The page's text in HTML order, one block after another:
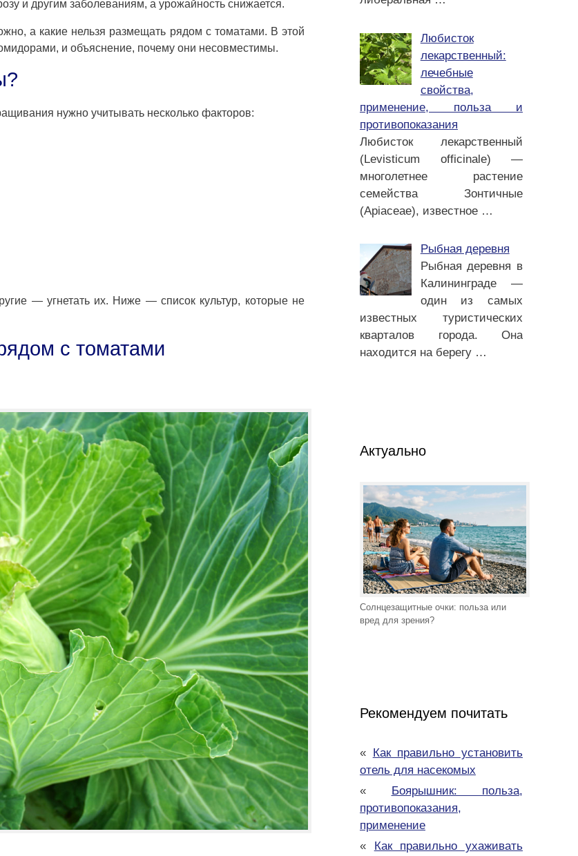
и другим заболеваниям, а урожайность снижается.
а какие нельзя размещать рядом с томатами. В этой
и объяснение, почему они несовместимы.
нужно учитывать несколько факторов:
— угнетать их. Ниже — список культур, которые не
с томатами
Любисток
лекарственный:
лечебные
свойства,
применение, польза и
противопоказания
Любисток лекарственный
(Levisticum officinale) —
многолетнее растение
семейства Зонтичные
(Apiaceae), известное …
Рыбная деревня
Рыбная деревня в
Калининграде —
один из самых
известных туристических
кварталов города. Она
находится на берегу …
Актуально
Солнцезащитные очки: польза или
вред для зрения?
Рекомендуем почитать
«
Как правильно установить
отель для насекомых
«
Боярышник: польза,
противопоказания,
применение
«
Как правильно ухаживать